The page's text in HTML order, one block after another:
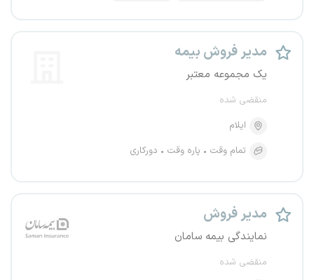
مدیر فروش بیمه
یک مجموعه معتبر
منقضی شده
ایلام
تمام وقت
پاره وقت دورکاری
مدیر فروش
نمایندگی بیمه سامان
منقضی شده